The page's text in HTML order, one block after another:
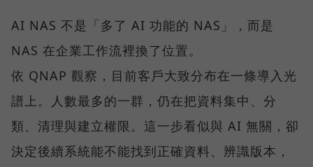
AI NAS 不是「多了 AI 功能的 NAS」，而是
NAS 在企業工作流裡換了位置。
依 QNAP 觀察，目前客戶大致分布在一條導入光
譜上。人數最多的一群，仍在把資料集中、分
類、清理與建立權限。這一步看似與 AI 無關，卻
決定後續系統能不能找到正確資料、辨識版本，